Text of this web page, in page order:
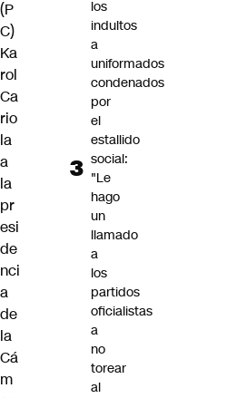
(P
C)
Ka
rol
Ca
rio
la
a
la
pr
esi
de
nci
a
de
la
Cá
m
los
indultos
a
uniformados
condenados
por
el
estallido
social:
"Le
hago
un
llamado
a
los
partidos
oficialistas
a
no
torear
al